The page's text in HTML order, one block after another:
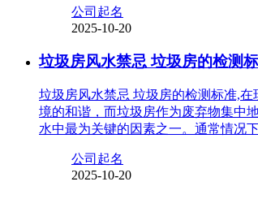
公司起名
2025-10-20
垃圾房风水禁忌 垃圾房的检测
垃圾房风水禁忌 垃圾房的检测标准,
境的和谐，而垃圾房作为废弃物集中
水中最为关键的因素之一。通常情况
公司起名
2025-10-20